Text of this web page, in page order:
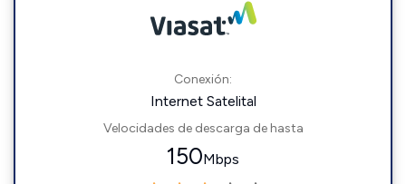
Conexión:
Internet Satelital
Velocidades de descarga de hasta
150Mbps